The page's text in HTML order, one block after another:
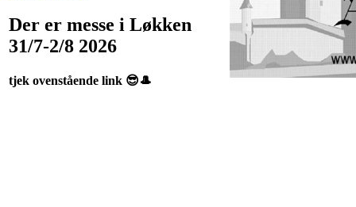
Der er messe i Løkken
31/7-2/8 2026
tjek ovenstående link 😎🎩